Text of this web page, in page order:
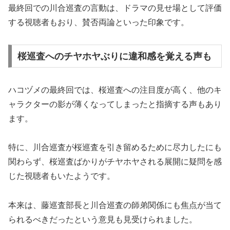
最終回での川合巡査の言動は、ドラマの見せ場として評価
する視聴者もおり、賛否両論といった印象です。
桜巡査へのチヤホヤぶりに違和感を覚える声も
ハコヅメの最終回では、桜巡査への注目度が高く、他のキ
ャラクターの影が薄くなってしまったと指摘する声もあり
ます。
特に、川合巡査が桜巡査を引き留めるために尽力したにも
関わらず、桜巡査ばかりがチヤホヤされる展開に疑問を感
じた視聴者もいたようです。
本来は、藤巡査部長と川合巡査の師弟関係にも焦点が当て
られるべきだったという意見も見受けられました。